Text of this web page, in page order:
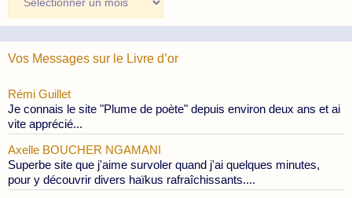
des
Publications
Vos Messages sur le Livre d’or
Rémi Guillet
Je connais le site "Plume de poète" depuis environ deux ans et ai
vite apprécié...
Axelle BOUCHER NGAMANI
Superbe site que j'aime survoler quand j'ai quelques minutes,
pour y découvrir divers haïkus rafraîchissants....